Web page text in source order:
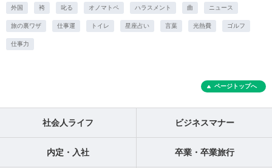
外国 袴 叱る オノマトペ ハラスメント 曲 ニュース
旅の裏ワザ 仕事運 トイレ 星座占い 言葉 光熱費 ゴルフ
仕事力
ページトップへ
社会人ライフ ビジネスマナー
内定・入社 卒業・卒業旅行